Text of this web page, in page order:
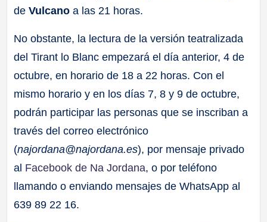
deVulcanoa las 21 horas.
No obstante, la lectura de la versión teatralizada
del Tirant lo Blanc empezará el día anterior, 4 de
octubre, en horario de 18 a 22 horas. Con el
mismo horario y en los días 7, 8 y 9 de octubre,
podrán participar las personas que se inscriban a
través del correo electrónico
(najordana@najordana.es), por mensaje privado
al Facebook de Na Jordana, o por teléfono
llamando o enviando mensajes de WhatsApp al
639 89 22 16.